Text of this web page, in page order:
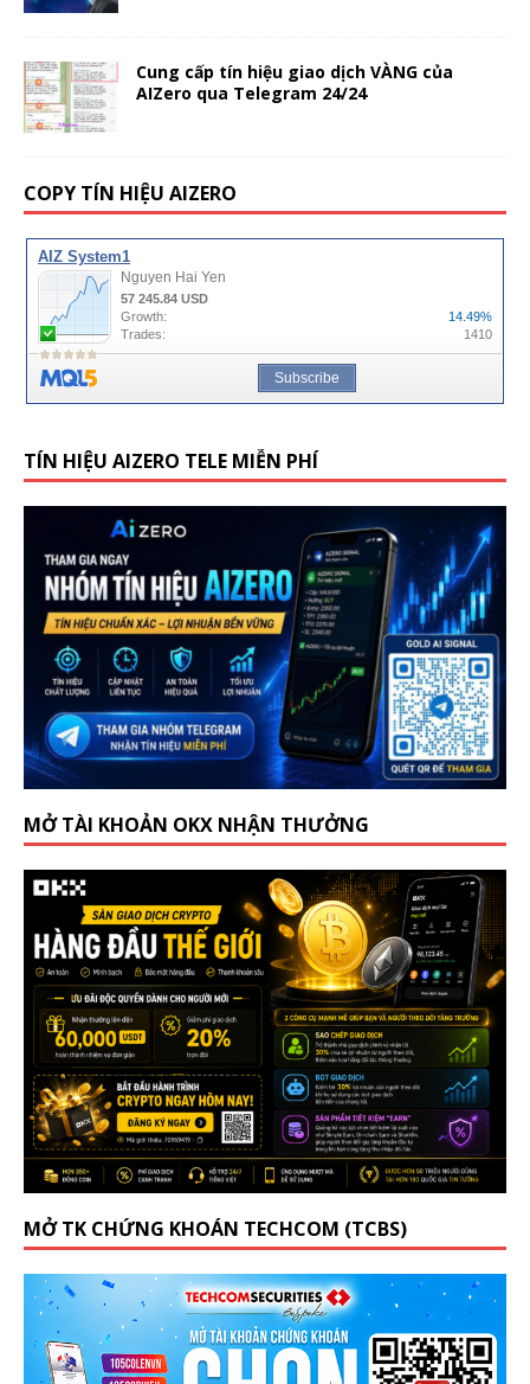
Cung cấp tín hiệu giao dịch VÀNG của
AIZero qua Telegram 24/24
COPY TÍN HIỆU AIZERO
TÍN HIỆU AIZERO TELE MIỄN PHÍ
MỞ TÀI KHOẢN OKX NHẬN THƯỞNG
MỞ TK CHỨNG KHOÁN TECHCOM (TCBS)